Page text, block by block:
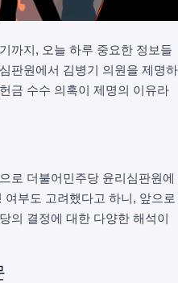
까지, 오늘 하루 중요한 정보들
판원에서 김병기 의원을 제명하
금 수수 의혹이 제명의 이유라
로 더불어민주당 윤리심판원에
부도 고려했다고 하니, 앞으로
의 결정에 대한 다양한 해석이